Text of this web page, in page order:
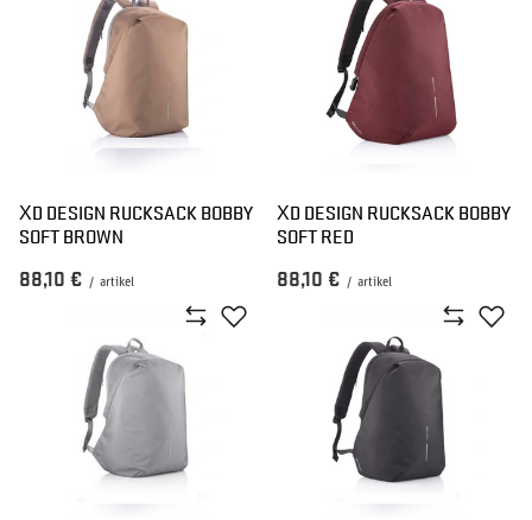
XD DESIGN RUCKSACK BOBBY
SOFT BROWN
88,10 € / artikel
XD DESIGN RUCKSACK BOBBY
SOFT RED
88,10 € / artikel